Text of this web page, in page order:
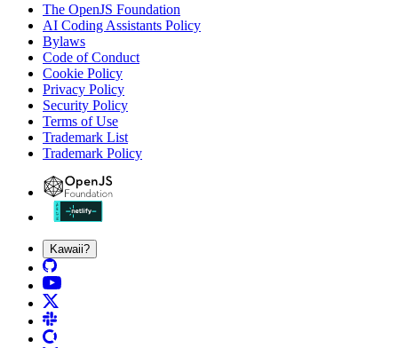
The OpenJS Foundation
AI Coding Assistants Policy
Bylaws
Code of Conduct
Cookie Policy
Privacy Policy
Security Policy
Terms of Use
Trademark List
Trademark Policy
Kawaii?